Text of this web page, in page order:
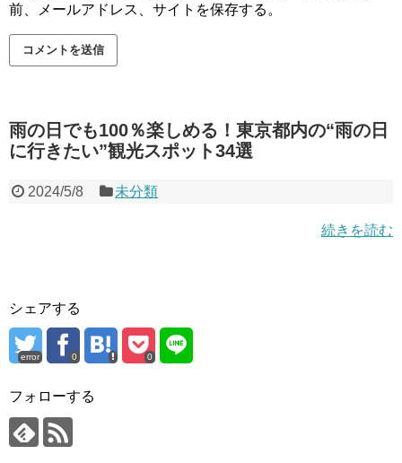
前、メールアドレス、サイトを保存する。
雨の日でも100％楽しめる！東京都内の“雨の日
に行きたい”観光スポット34選
2024/5/8 未分類
続きを読む
シェアする
error 0 0
フォローする